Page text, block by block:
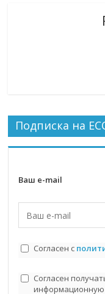
Подписка на
Ваш e-mail
Согласен с
Согласен
информационную